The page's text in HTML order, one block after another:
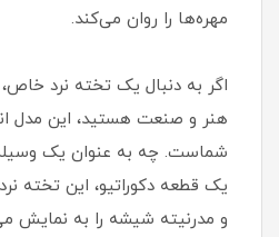
مهره‌ها را روان می‌کند.
اگر به دنبال یک تخته نرد
هنر و صنعت هستید، این مدل
شماست. چه به عنوان یک
یک قطعه دکوراتیو، این تخته
و مدرنیته شیشه را به نمایش